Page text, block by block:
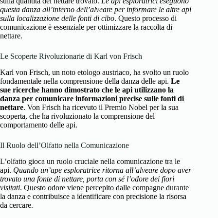
questa danza all’interno dell’alveare per informare le altre api
sulla localizzazione delle fonti di cibo. Questo processo di
comunicazione è essenziale per ottimizzare la raccolta di
nettare.
Le Scoperte Rivoluzionarie di Karl von Frisch
Karl von Frisch, un noto etologo austriaco, ha svolto un ruolo
fondamentale nella comprensione della danza delle api. Le
sue ricerche hanno dimostrato che le api utilizzano la
danza per comunicare informazioni precise sulle fonti di
nettare. Von Frisch ha ricevuto il Premio Nobel per la sua
scoperta, che ha rivoluzionato la comprensione del
comportamento delle api.
Il Ruolo dell’Olfatto nella Comunicazione
L’olfatto gioca un ruolo cruciale nella comunicazione tra le
api. Quando un’ape esploratrice ritorna all’alveare dopo aver
trovato una fonte di nettare, porta con sé l’odore dei fiori
visitati. Questo odore viene percepito dalle compagne durante
la danza e contribuisce a identificare con precisione la risorsa
da cercare.